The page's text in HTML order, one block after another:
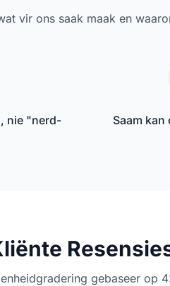
vir ons saak maak en
nie "nerd-
Saam
gebaseer op